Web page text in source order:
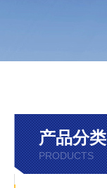
产品分类
PRODUCTS